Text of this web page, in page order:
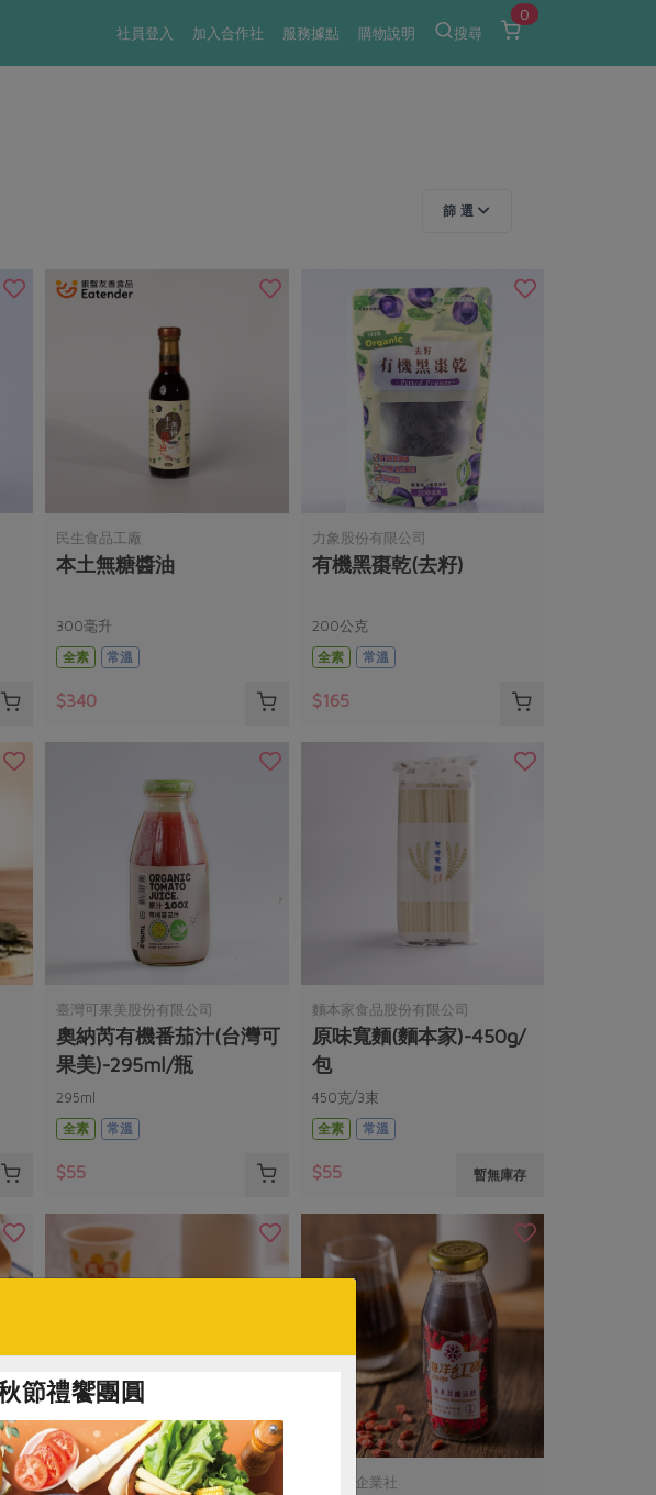
社員登入 加入合作社 服務據點 購物說明 搜尋
0
篩 選
民生食品工廠
本土無糖醬油
300毫升
全素
常溫
$340
力象股份有限公司
有機黑棗乾(去籽)
200公克
全素
常溫
$165
臺灣可果美股份有限公司
奧納芮有機番茄汁(台灣可
果美)-295ml/瓶
295ml
全素
常溫
$55
麵本家食品股份有限公司
原味寬麵(麵本家)-450g/
包
450克/3束
全素
常溫
$55 暫無庫存
豐喜食品股份有限公司 翹船長企業社
節禮饗團圓